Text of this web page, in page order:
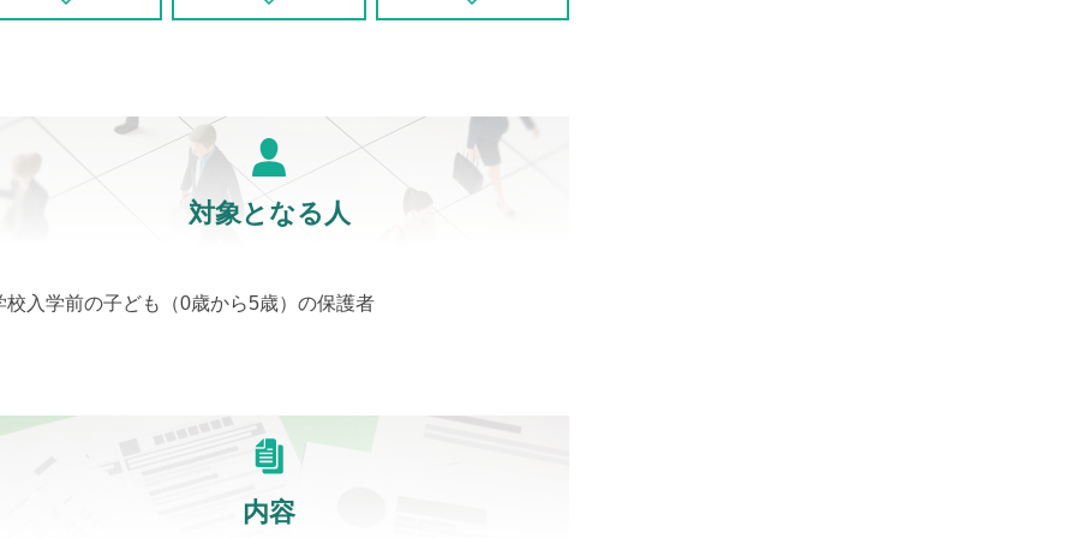
対象となる人
校入学前の子ども（0歳から5歳）の保護者
内容